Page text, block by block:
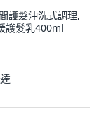
護髮沖洗式調理,
護髮乳400ml